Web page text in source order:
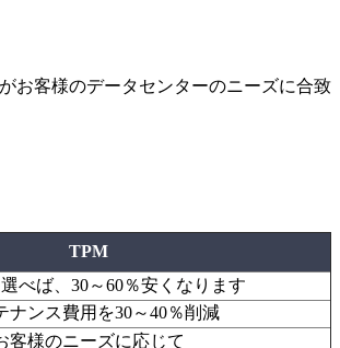
お客様のデータセンターのニーズに合致
TPM
べば、30～60％安くなります
ナンス費用を30～40％削減
客様のニーズに応じて